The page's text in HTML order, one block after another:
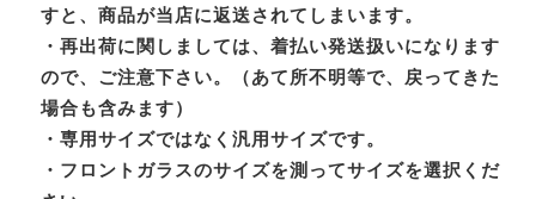
すと、商品が当店に返送されてしまいます。
・再出荷に関しましては、着払い発送扱いになります
ので、ご注意下さい。（あて所不明等で、戻ってきた
場合も含みます）
・専用サイズではなく汎用サイズです。
・フロントガラスのサイズを測ってサイズを選択くだ